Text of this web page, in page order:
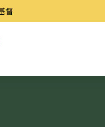
督